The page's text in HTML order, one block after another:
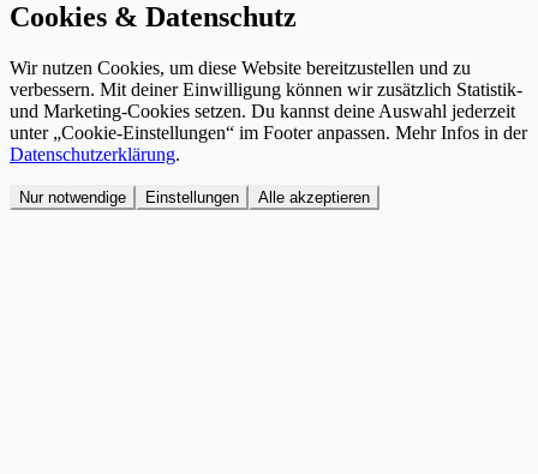
Cookies & Datenschutz
Wir nutzen Cookies, um diese Website bereitzustellen und zu
verbessern. Mit deiner Einwilligung können wir zusätzlich Statistik-
und Marketing-Cookies setzen. Du kannst deine Auswahl jederzeit
unter „Cookie-Einstellungen“ im Footer anpassen. Mehr Infos in der
Datenschutzerklärung.
Nur notwendige Einstellungen Alle akzeptieren